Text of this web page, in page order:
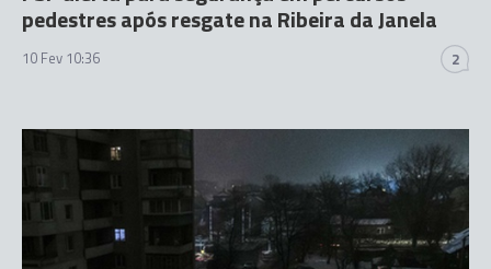
pedestres após resgate na Ribeira da Janela
10 Fev 10:36 2